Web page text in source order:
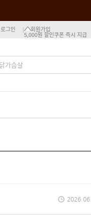
로그인 회원가입
5,000원 할인쿠폰 즉시 지급